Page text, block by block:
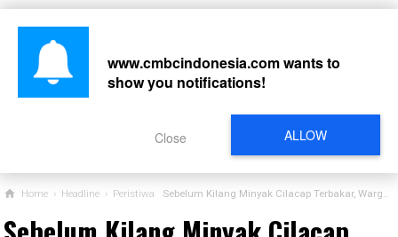
Home › Headline › Peristiwa Sebelum Kilang Minyak Cilacap Terbakar, Warga Akui Ada Kejadian Misterius, Ada Sabotase?
www.cmbcindonesia.comwants to
show you notifications!
ALLOW
Close